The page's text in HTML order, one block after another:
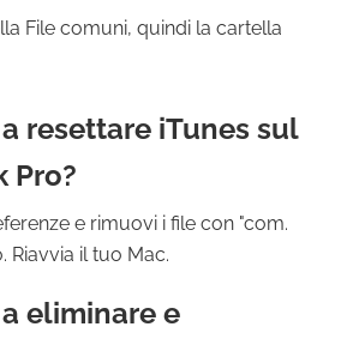
File comuni, quindi la cartella
resettare iTunes sul
Pro?
e rimuovi i file con "com.
Riavvia il tuo Mac.
eliminare e